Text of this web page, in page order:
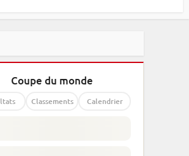
Coupe du monde
Classements Calendrier